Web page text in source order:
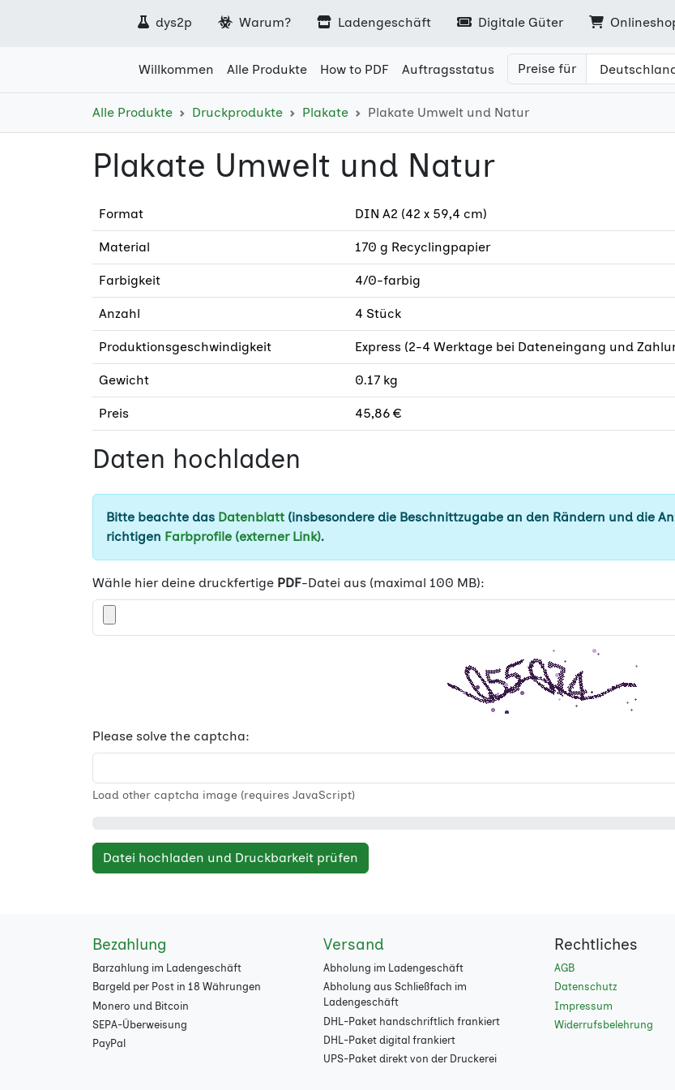
dys2p Warum? Ladengeschäft Digitale Güter
Willkommen Alle Produkte How to PDF Auftragsstatus Preise für
Alle Produkte Druckprodukte Plakate Plakate Umwelt und Natur
Plakate Umwelt und Natur
Format DIN A2 (42 x 59,4 cm)
Material 170 g Recyclingpapier
Farbigkeit 4/0-farbig
Anzahl 4 Stück
Produktionsgeschwindigkeit Express (2-4 Werktage bei Dateneingang und
Gewicht 0.17 kg
Preis 45,86 €
Daten hochladen
Bitte beachte das Datenblatt (insbesondere die Beschnittzugabe an den Rändern und die
richtigen Farbprofile (externer Link).
Wähle hier deine druckfertige PDF-Datei aus (maximal 100 MB):
Please solve the captcha:
Load other captcha image (requires JavaScript)
Datei hochladen und Druckbarkeit prüfen
Bezahlung
Barzahlung im Ladengeschäft
Bargeld per Post in 18 Währungen
Monero und Bitcoin
SEPA-Überweisung
PayPal
Versand
Abholung im Ladengeschäft
Abholung aus Schließfach im
Ladengeschäft
DHL-Paket handschriftlich frankiert
DHL-Paket digital frankiert
UPS-Paket direkt von der Druckerei
Rechtliches
AGB
Datenschutz
Impressum
Widerrufsbelehrung